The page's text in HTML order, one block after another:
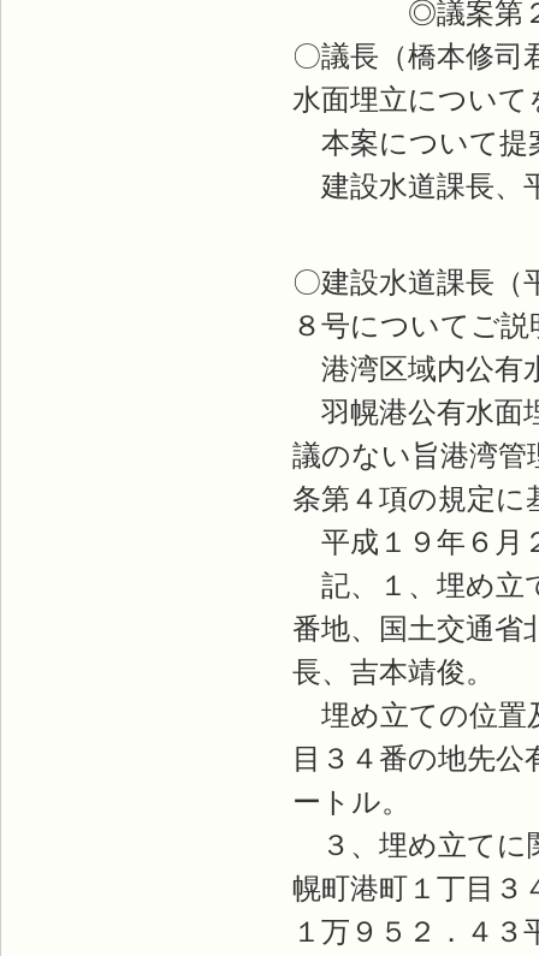
◎議案第２
〇議長（橋本修
水面埋立につい
本案について提
建設水道課長、
〇建設水道課長
８号についてご
港湾区域内公有
羽幌港公有水面
議のない旨港湾管
条第４項の規定
平成１９年６月
記、１、埋め立
番地、国土交通省
長、吉本靖俊。
埋め立ての位置
目３４番の地先
ートル。
３、埋め立てに
幌町港町１丁目３
１万９５２．４３